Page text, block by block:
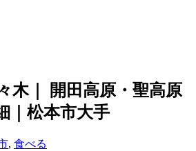
木｜ 開田高原・聖高原
｜松本市大手
, 食べる